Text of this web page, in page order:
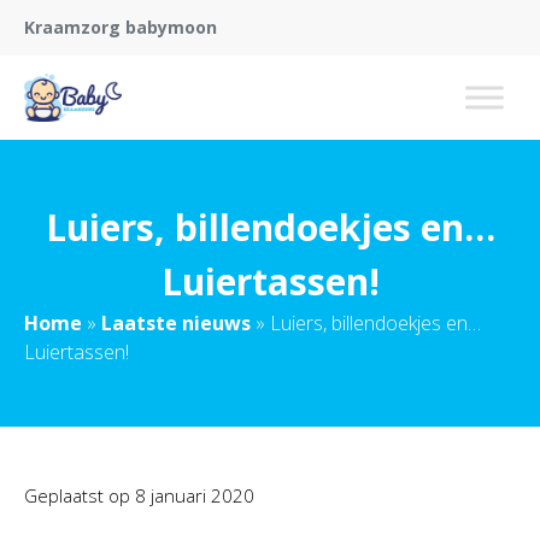
Kraamzorg babymoon
Luiers, billendoekjes en…
Luiertassen!
Home » Laatste nieuws » Luiers, billendoekjes en…
Luiertassen!
Geplaatst op 8 januari 2020